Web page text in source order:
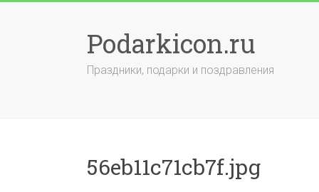
Podarkicon.ru
Праздники, подарки и поздравления
56eb11c71cb7f.jpg